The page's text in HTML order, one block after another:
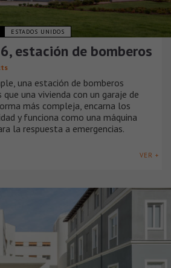
ESTADOS UNIDOS
estación de bomberos
una estación de bomberos
una vivienda con un garaje de
más compleja, encarna los
y funciona como una máquina
la respuesta a emergencias.
VER +